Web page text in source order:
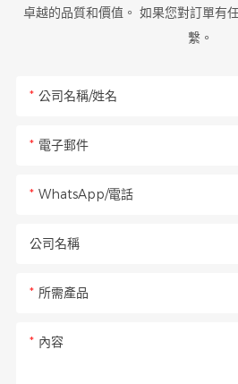
卓越的品質和價值。 如果您對訂單有
繫。
公司名稱/姓名
電子郵件
WhatsApp/電話
公司名稱
所需產品
內容